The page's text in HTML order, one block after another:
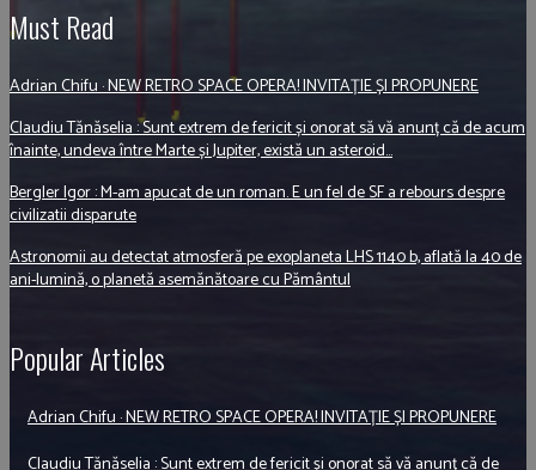
Must Read
Adrian Chifu · NEW RETRO SPACE OPERA! INVITAȚIE ȘI PROPUNERE
Claudiu Tănăselia : Sunt extrem de fericit și onorat să vă anunț că de acum
înainte, undeva între Marte și Jupiter, există un asteroid...
Bergler Igor : M-am apucat de un roman. E un fel de SF a rebours despre
civilizatii disparute
Astronomii au detectat atmosferă pe exoplaneta LHS 1140 b, aflată la 40 de
ani-lumină, o planetă asemănătoare cu Pământul
Popular Articles
Adrian Chifu · NEW RETRO SPACE OPERA! INVITAȚIE ȘI PROPUNERE